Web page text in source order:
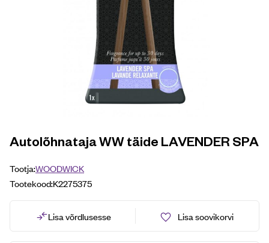
Autolõhnataja WW täide LAVENDER SPA
Tootja:WOODWICK
Tootekood:K2275375
Lisa võrdlusesse Lisa soovikorvi